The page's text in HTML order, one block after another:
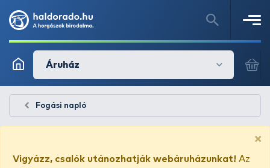
Áruház
Fogási napló
×
Vigyázz, csalók utánozhatják webáruházunkat! Az